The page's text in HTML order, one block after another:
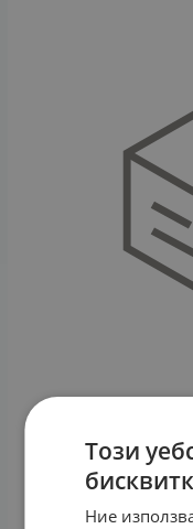
ЛА РОШ ПОЗЕ -
Този
Ние